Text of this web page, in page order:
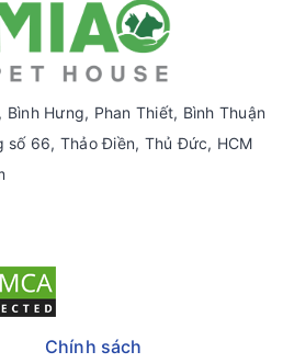
Bình Hưng, Phan Thiết, Bình Thuận
số 66, Thảo Điền, Thủ Đức, HCM
Chính sách